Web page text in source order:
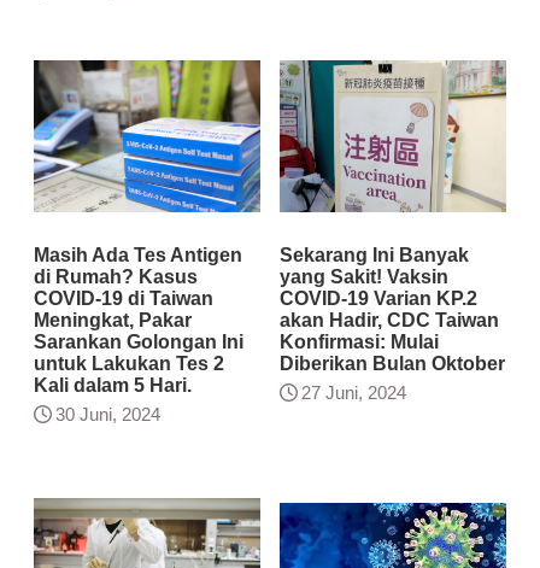
Masih Ada Tes Antigen
di Rumah? Kasus
COVID-19 di Taiwan
Meningkat, Pakar
Sarankan Golongan Ini
untuk Lakukan Tes 2
Kali dalam 5 Hari.
30 Juni, 2024
Sekarang Ini Banyak
yang Sakit! Vaksin
COVID-19 Varian KP.2
akan Hadir, CDC Taiwan
Konfirmasi: Mulai
Diberikan Bulan Oktober
27 Juni, 2024